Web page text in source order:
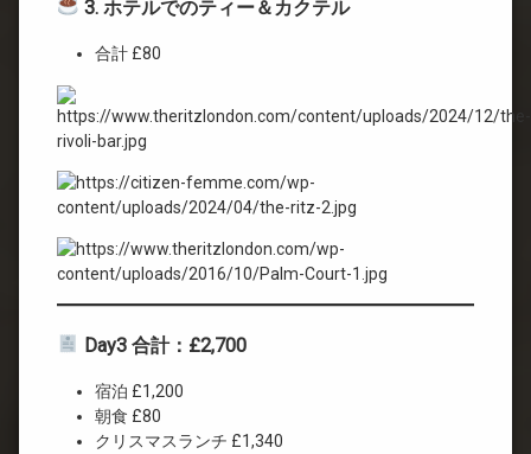
3. ホテルでのティー＆カクテル
合計 £80
Day3 合計：£2,700
宿泊 £1,200
朝食 £80
クリスマスランチ £1,340